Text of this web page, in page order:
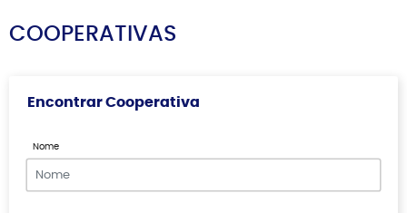
COOPERATIVAS
Encontrar Cooperativa
Nome